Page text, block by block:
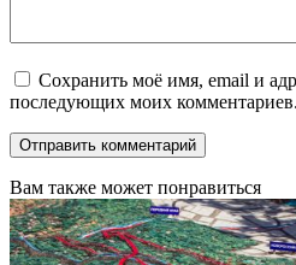
Сохранить моё имя, email и
последующих моих комментариев.
Вам также может понравиться